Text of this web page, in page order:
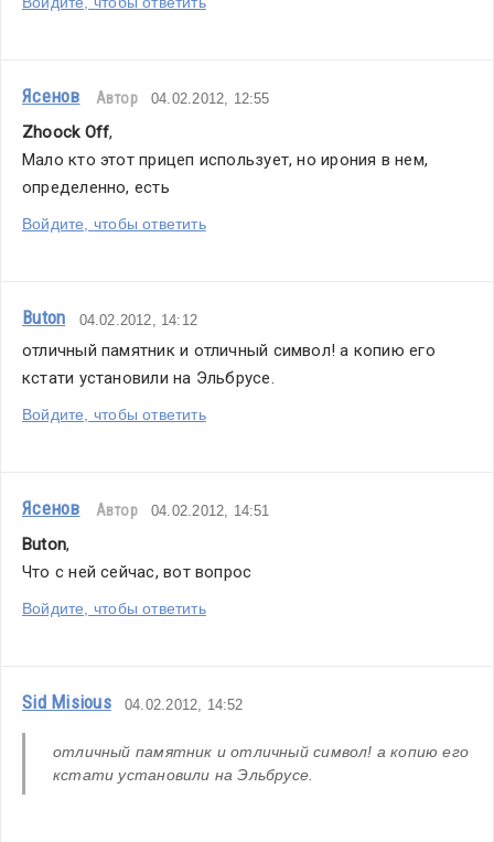
Ясенов Автор 04.02.2012, 12:55
Zhoock Off,
Мало кто этот прицеп использует, но ирония в нем,
определенно, есть
Войдите, чтобы ответить
Buton 04.02.2012, 14:12
отличный памятник и отличный символ! а копию его
кстати установили на Эльбрусе.
Войдите, чтобы ответить
Ясенов Автор 04.02.2012, 14:51
Buton,
Что с ней сейчас, вот вопрос
Войдите, чтобы ответить
Sid Misious 04.02.2012, 14:52
отличный памятник и отличный символ! а копию его
кстати установили на Эльбрусе.